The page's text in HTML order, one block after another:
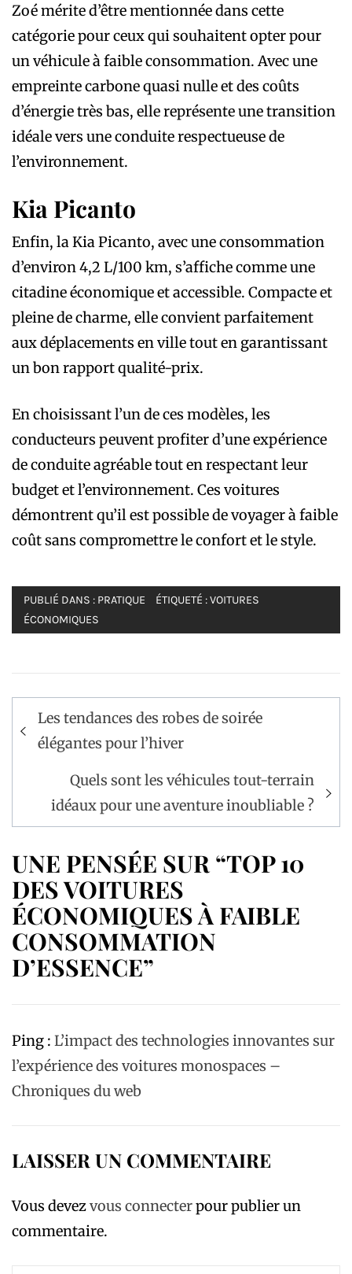
Zoé mérite d’être mentionnée dans cette
catégorie pour ceux qui souhaitent opter pour
un véhicule à faible consommation. Avec une
empreinte carbone quasi nulle et des coûts
d’énergie très bas, elle représente une transition
idéale vers une conduite respectueuse de
l’environnement.
Kia Picanto
Enfin, la Kia Picanto, avec une consommation
d’environ 4,2 L/100 km, s’affiche comme une
citadine économique et accessible. Compacte et
pleine de charme, elle convient parfaitement
aux déplacements en ville tout en garantissant
un bon rapport qualité-prix.
En choisissant l’un de ces modèles, les
conducteurs peuvent profiter d’une expérience
de conduite agréable tout en respectant leur
budget et l’environnement. Ces voitures
démontrent qu’il est possible de voyager à faible
coût sans compromettre le confort et le style.
PUBLIÉ DANS : PRATIQUE ÉTIQUETÉ :VOITURES
ÉCONOMIQUES
Navigation
de
l’article
Les tendances des robes de soirée
élégantes pour l’hiver
Quels sont les véhicules tout-terrain
idéaux pour une aventure inoubliable ?
UNE PENSÉE SUR “TOP 10
DES VOITURES
ÉCONOMIQUES À FAIBLE
CONSOMMATION
D’ESSENCE”
Ping : L’impact des technologies innovantes sur
l’expérience des voitures monospaces –
Chroniques du web
LAISSER UN COMMENTAIRE
Vous devezvous connecterpour publier un
commentaire.